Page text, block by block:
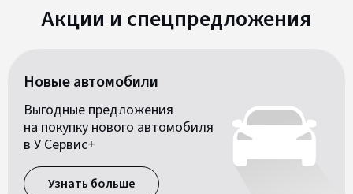
Акции и спецпредложения
Новые автомобили
Выгодные предложения
на покупку нового автомобиля
в У Сервис+
Узнать больше